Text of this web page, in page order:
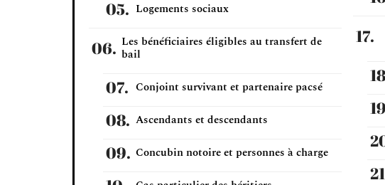
Logements sociaux
Les bénéficiaires éligibles au transfert de
bail
Conjoint survivant et partenaire pacsé
Ascendants et descendants
Concubin notoire et personnes à charge